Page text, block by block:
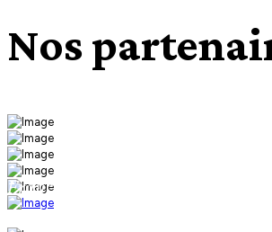
Nos
Français Langue Etrangère